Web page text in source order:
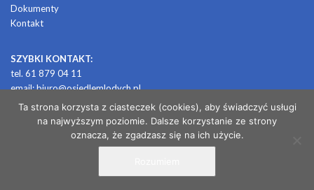
Dokumenty
Kontakt
SZYBKI KONTAKT:
tel. 61 879 04 11
email:biuro@osiedlemlodych.pl
© 2026 OSIEDLE MŁODYCH
/ projekt i realizacja: CONTRABANDA / studio graficzne
Ta strona korzysta z ciasteczek (cookies), aby świadczyć usługi
na najwyższym poziomie. Dalsze korzystanie ze strony
oznacza, że zgadzasz się na ich użycie.